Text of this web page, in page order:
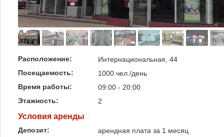
Расположение:
Интернациональная, 44
Посещаемость:
1000 чел./день
Время работы:
09:00 - 20:00
Этажность:
2
Условия аренды
Депозит:
арендная плата за 1 месяц